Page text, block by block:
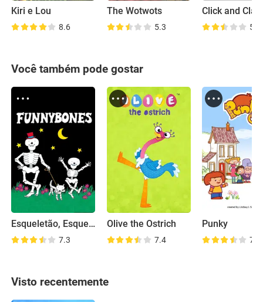
Kiri e Lou
8.6
The Wotwots
5.3 5.5
Você também pode gostar
Esqueletão, Esqueletinho e Esquelecão
7.3
Olive the Ostrich
7.4
Punky
7.6
Visto recentemente